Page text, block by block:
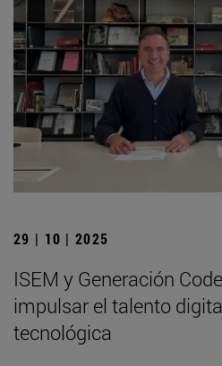
29 | 10 | 2025
ISEM y Generación
impulsar el talento
tecnológica